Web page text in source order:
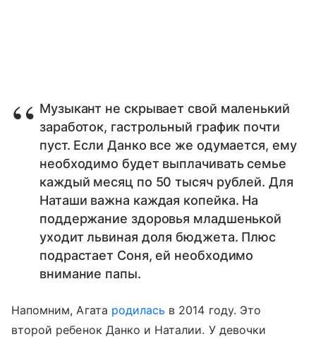
Музыкант не скрывает свой маленький
заработок, гастрольный график почти
пуст. Если Данко все же одумается, ему
необходимо будет выплачивать семье
каждый месяц по 50 тысяч рублей. Для
Наташи важна каждая копейка. На
поддержание здоровья младшенькой
уходит львиная доля бюджета. Плюс
подрастает Соня, ей необходимо
внимание папы.
Напомним, Агата родилась в 2014 году. Это
второй ребенок Данко и Наталии. У девочки